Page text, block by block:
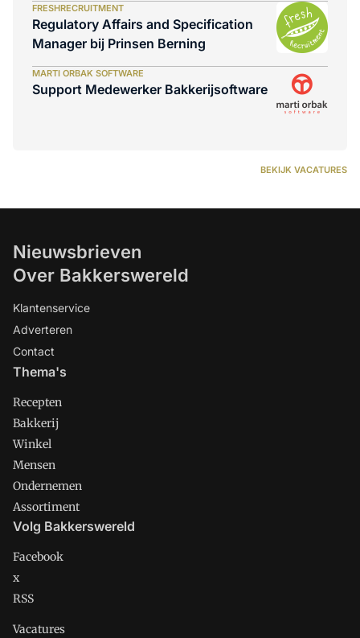
FRESHRECRUITMENT
Regulatory Affairs and Specification
Manager bij Prinsen Berning
MARTI ORBAK SOFTWARE
Support Medewerker Bakkerijsoftware
BEKIJK VACATURES
Nieuwsbrieven
Over Bakkerswereld
Klantenservice
Adverteren
Contact
Thema's
Recepten
Bakkerij
Winkel
Mensen
Ondernemen
Assortiment
Volg Bakkerswereld
Facebook
x
RSS
Vacatures